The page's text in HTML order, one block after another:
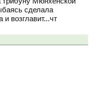
сделала
возглавит...чт